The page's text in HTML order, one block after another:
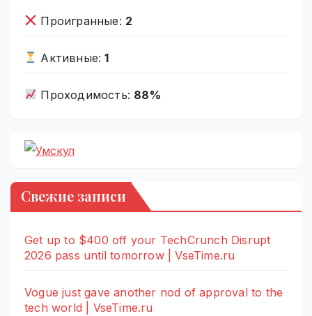
Проигранные: 2
Активные:1
Проходимость: 88%
Свежие записи
Get up to $400 off your TechCrunch Disrupt
2026 pass until tomorrow | VseTime.ru
Vogue just gave another nod of approval to the
tech world | VseTime.ru